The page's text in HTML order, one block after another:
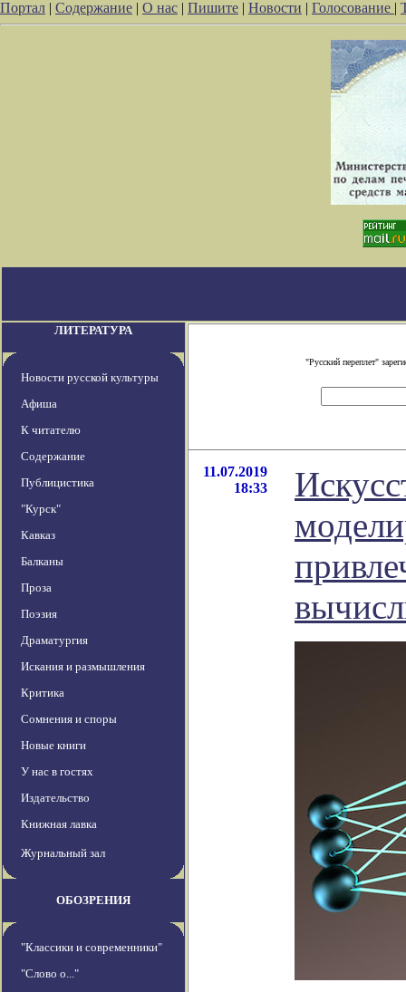
Портал | Содержание | О нас | Пишите | Новости | Голосование |
ЛИТЕРАТУРА
Новости русской культуры
Афиша
К читателю
Содержание
Публицистика
"Курск"
Кавказ
Балканы
Проза
Поэзия
Драматургия
Искания и размышления
Критика
Сомнения и споры
Новые книги
У нас в гостях
Издательство
Книжная лавка
Журнальный зал
ОБОЗРЕНИЯ
"Классики и современники"
"Слово о..."
"Русский переплет"
11.07.2019
18:33